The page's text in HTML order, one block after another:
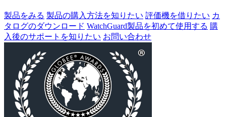
製品をみる 製品の購入方法を知りたい 評価機を借りたい カ
タログのダウンロード WatchGuard製品を初めて使用する 購
入後のサポートを知りたい お問い合わせ